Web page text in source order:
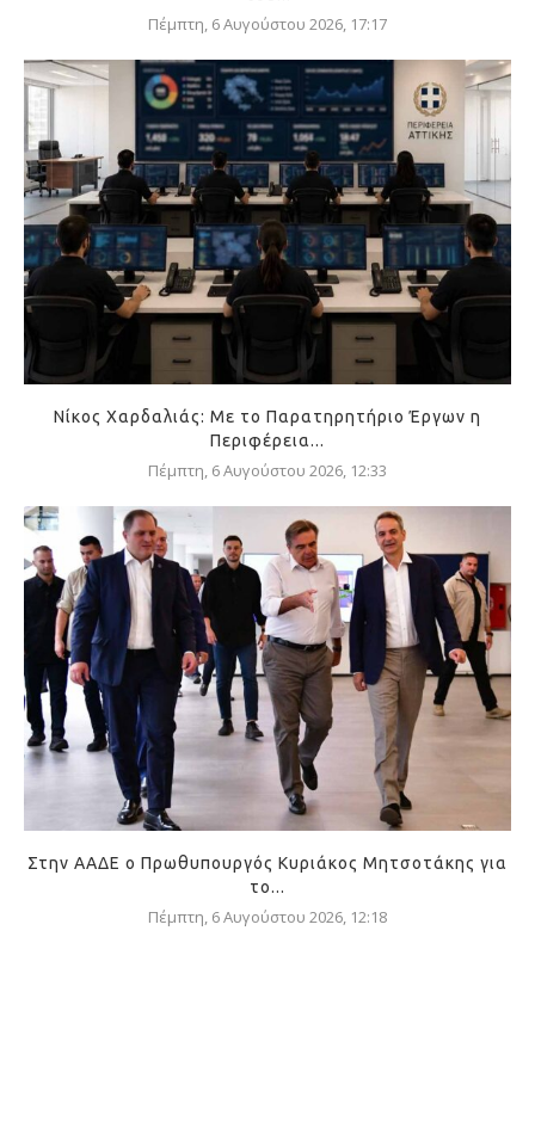
Πέμπτη, 6 Αυγούστου 2026, 17:17
Νίκος Χαρδαλιάς: Με το Παρατηρητήριο Έργων η
Περιφέρεια...
Πέμπτη, 6 Αυγούστου 2026, 12:33
Στην ΑΑΔΕ ο Πρωθυπουργός Κυριάκος Μητσοτάκης για
το...
Πέμπτη, 6 Αυγούστου 2026, 12:18